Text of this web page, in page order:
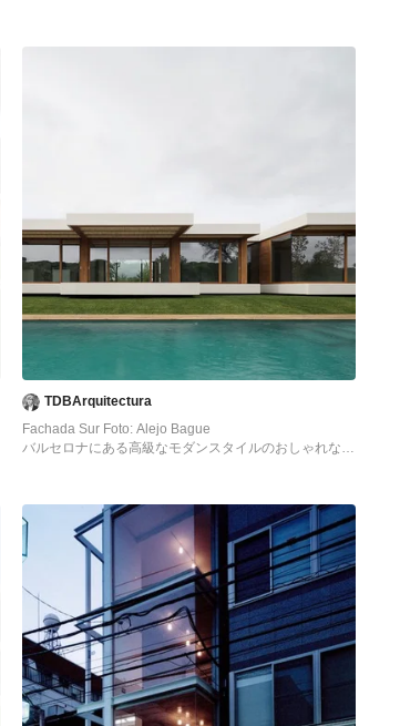
TDBArquitectura
Fachada Sur Foto: Alejo Bague
バルセロナにある高級なモダンスタイルのおしゃれな家